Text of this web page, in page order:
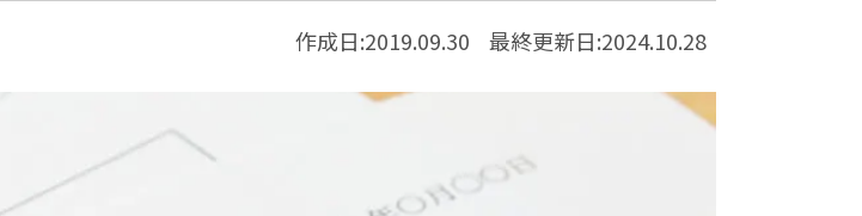
作成日:2019.09.30 最終更新日:2024.10.28